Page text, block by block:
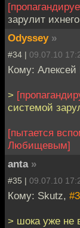
зарулит
Odyssey »
#34 | 09.07.10
Кому: Алексей
>
системой
[пытается
Любищевым]
anta »
#35 | 09.07.10
Кому: Skutz,
> шока уже не